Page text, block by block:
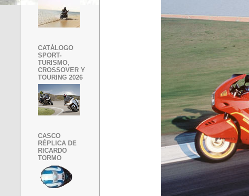
CATÁLOGO
SPORT-
TURISMO,
CROSSOVER Y
TOURING 2026
CASCO
RÉPLICA DE
RICARDO
TORMO